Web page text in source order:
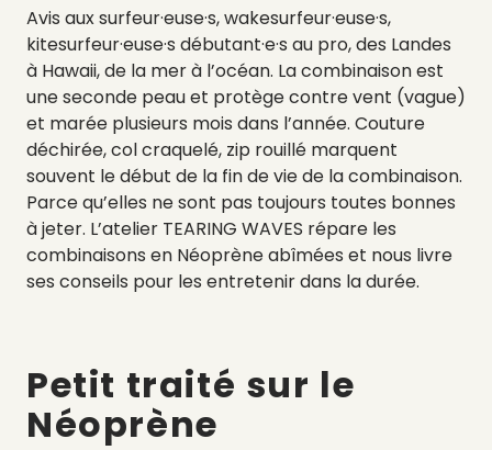
Avis aux surfeur·euse·s, wakesurfeur·euse·s,
kitesurfeur·euse·s débutant·e·s au pro, des Landes
à Hawaii, de la mer à l’océan. La combinaison est
une seconde peau et protège contre vent (vague)
et marée plusieurs mois dans l’année. Couture
déchirée, col craquelé, zip rouillé marquent
souvent le début de la fin de vie de la combinaison.
Parce qu’elles ne sont pas toujours toutes bonnes
à jeter. L’atelier TEARING WAVES répare les
combinaisons en Néoprène abîmées et nous livre
ses conseils pour les entretenir dans la durée.
Petit traité sur le
Néoprène